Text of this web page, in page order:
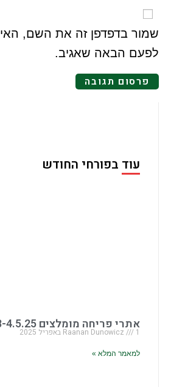
שמור בדפדפן זה את השם,
לפעם הבאה שאגיב.
עוד בפורחי החודש
אתרי פריחה מומלצים 30.3-4.5.25 (8)
Raanan Dunowicz 1 באפריל 2025
למאמר המלא »